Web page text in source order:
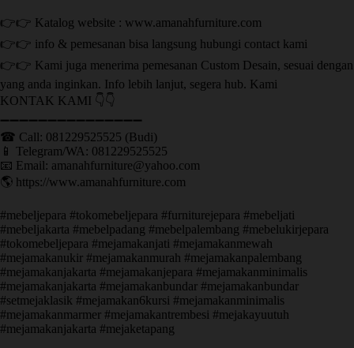
👉👉 Katalog website : www.amanahfurniture.com
👉👉 info & pemesanan bisa langsung hubungi contact kami
👉👉 Kami juga menerima pemesanan Custom Desain, sesuai dengan
yang anda inginkan. Info lebih lanjut, segera hub. Kami
KONTAK KAMI 👇👇
➖➖➖➖➖➖➖➖➖➖➖➖➖➖➖ ㅤ
☎ Call: 081229525525 (Budi)
📱 Telegram/WA: 081229525525
📧 Email: amanahfurniture@yahoo.com
🌎 https://www.amanahfurniture.com
#mebeljepara #tokomebeljepara #furniturejepara #mebeljati
#mebeljakarta #mebelpadang #mebelpalembang #mebelukirjepara
#tokomebeljepara #mejamakanjati #mejamakanmewah
#mejamakanukir #mejamakanmurah #mejamakanpalembang
#mejamakanjakarta #mejamakanjepara #mejamakanminimalis
#mejamakanjakarta #mejamakanbundar #mejamakanbundar
#setmejaklasik #mejamakan6kursi #mejamakanminimalis
#mejamakanmarmer #mejamakantrembesi #mejakayuutuh
#mejamakanjakarta #mejaketapang